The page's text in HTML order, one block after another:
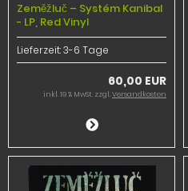
Zeměžluč – Systém Kanibal
- LP, Red Vinyl
Lieferzeit:3-6 Tage
60,00 EUR
inkl. 19 % MwSt. zzgl.Versandkosten